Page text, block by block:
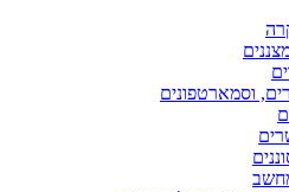
וסמארטפונים